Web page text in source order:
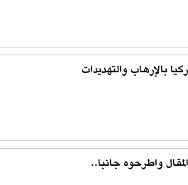
بالإرهاب والتهديدات
واطرحوه جانبا..